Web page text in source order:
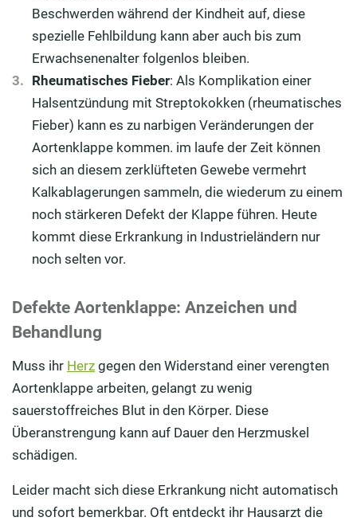
Beschwerden während der Kindheit auf, diese
spezielle Fehlbildung kann aber auch bis zum
Erwachsenenalter folgenlos bleiben.
Rheumatisches Fieber: Als Komplikation einer
Halsentzündung mit Streptokokken (rheumatisches
Fieber) kann es zu narbigen Veränderungen der
Aortenklappe kommen. im laufe der Zeit können
sich an diesem zerklüfteten Gewebe vermehrt
Kalkablagerungen sammeln, die wiederum zu einem
noch stärkeren Defekt der Klappe führen. Heute
kommt diese Erkrankung in Industrieländern nur
noch selten vor.
Defekte Aortenklappe: Anzeichen und
Behandlung
Muss ihr Herz gegen den Widerstand einer verengten
Aortenklappe arbeiten, gelangt zu wenig
sauerstoffreiches Blut in den Körper. Diese
Überanstrengung kann auf Dauer den Herzmuskel
schädigen.
Leider macht sich diese Erkrankung nicht automatisch
und sofort bemerkbar. Oft entdeckt ihr Hausarzt die